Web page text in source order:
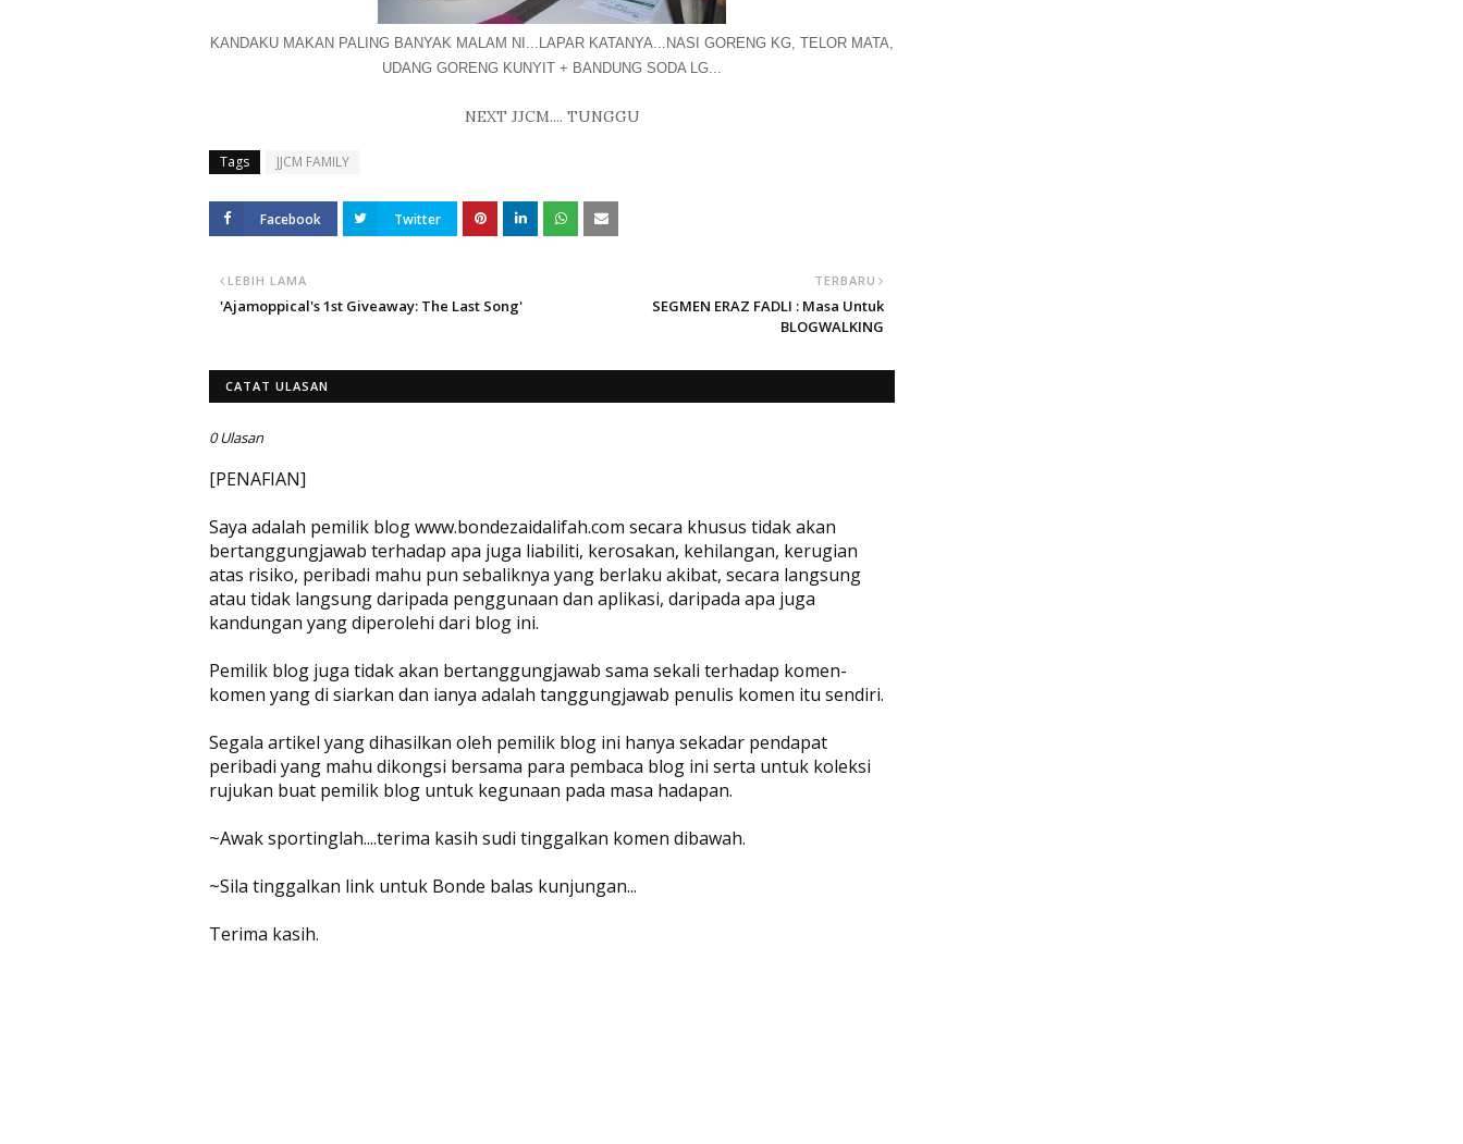
KANDAKU MAKAN PALING BANYAK MALAM NI...LAPAR KATANYA...NASI GORENG KG, TELOR MATA,
UDANG GORENG KUNYIT + BANDUNG SODA LG...
NEXT JJCM.... TUNGGU
Tags JJCM FAMILY
Facebook Twitter
TERBARU
SEGMEN ERAZ FADLI : Masa Untuk
BLOGWALKING
LEBIH LAMA
'Ajamoppical's 1st Giveaway: The Last Song'
CATAT ULASAN
0 Ulasan
[PENAFIAN]
Saya adalah pemilik blog www.bondezaidalifah.com secara khusus tidak akan
bertanggungjawab terhadap apa juga liabiliti, kerosakan, kehilangan, kerugian
atas risiko, peribadi mahu pun sebaliknya yang berlaku akibat, secara langsung
atau tidak langsung daripada penggunaan dan aplikasi, daripada apa juga
kandungan yang diperolehi dari blog ini.
Pemilik blog juga tidak akan bertanggungjawab sama sekali terhadap komen-
komen yang di siarkan dan ianya adalah tanggungjawab penulis komen itu sendiri.
Segala artikel yang dihasilkan oleh pemilik blog ini hanya sekadar pendapat
peribadi yang mahu dikongsi bersama para pembaca blog ini serta untuk koleksi
rujukan buat pemilik blog untuk kegunaan pada masa hadapan.
~Awak sportinglah....terima kasih sudi tinggalkan komen dibawah.
~Sila tinggalkan link untuk Bonde balas kunjungan...
Terima kasih.